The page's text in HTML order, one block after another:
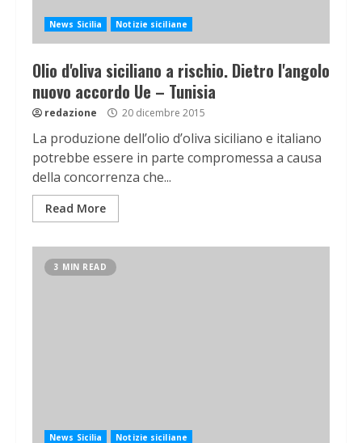
News Sicilia Notizie siciliane
Olio d'oliva siciliano a rischio. Dietro l'angolo
nuovo accordo Ue – Tunisia
redazione 20 dicembre 2015
La produzione dell’olio d’oliva siciliano e italiano
potrebbe essere in parte compromessa a causa
della concorrenza che...
Read More
3 MIN READ
News Sicilia Notizie siciliane